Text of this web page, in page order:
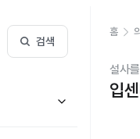
검색
홈
설사
입